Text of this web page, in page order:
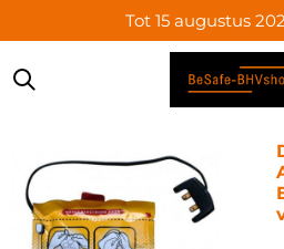
direct
naar
Tot 15 augustus